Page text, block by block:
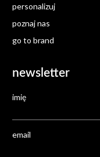
personalizuj
poznaj nas
go to brand
newsletter
imię
email